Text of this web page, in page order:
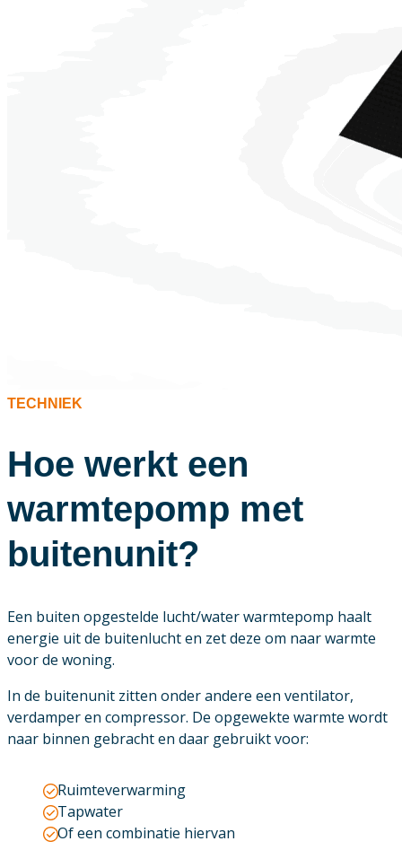
TECHNIEK
Hoe werkt een
warmtepomp met
buitenunit?
Een buiten opgestelde lucht/water warmtepomp haalt
energie uit de buitenlucht en zet deze om naar warmte
voor de woning.
In de buitenunit zitten onder andere een ventilator,
verdamper en compressor. De opgewekte warmte wordt
naar binnen gebracht en daar gebruikt voor:
Ruimteverwarming
Tapwater
Of een combinatie hiervan